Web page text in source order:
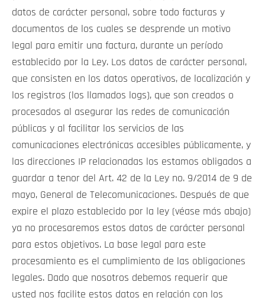
datos de carácter personal, sobre todo facturas y
documentos de los cuales se desprende un motivo
legal para emitir una factura, durante un período
establecido por la Ley. Los datos de carácter personal,
que consisten en los datos operativos, de localización y
los registros (los llamados logs), que son creados o
procesados al asegurar las redes de comunicación
públicas y al facilitar los servicios de las
comunicaciones electrónicas accesibles públicamente, y
las direcciones IP relacionadas los estamos obligados a
guardar a tenor del Art. 42 de la Ley no. 9/2014 de 9 de
mayo, General de Telecomunicaciones. Después de que
expire el plazo establecido por la ley (véase más abajo)
ya no procesaremos estos datos de carácter personal
para estos objetivos. La base legal para este
procesamiento es el cumplimiento de las obligaciones
legales. Dado que nosotros debemos requerir que
usted nos facilite estos datos en relación con los